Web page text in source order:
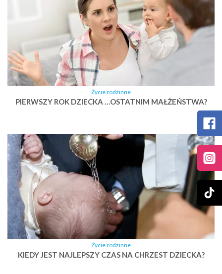
Życie rodzinne
PIERWSZY ROK DZIECKA …OSTATNIM MAŁŻEŃSTWA?
Życie rodzinne
KIEDY JEST NAJLEPSZY CZAS NA CHRZEST DZIECKA?